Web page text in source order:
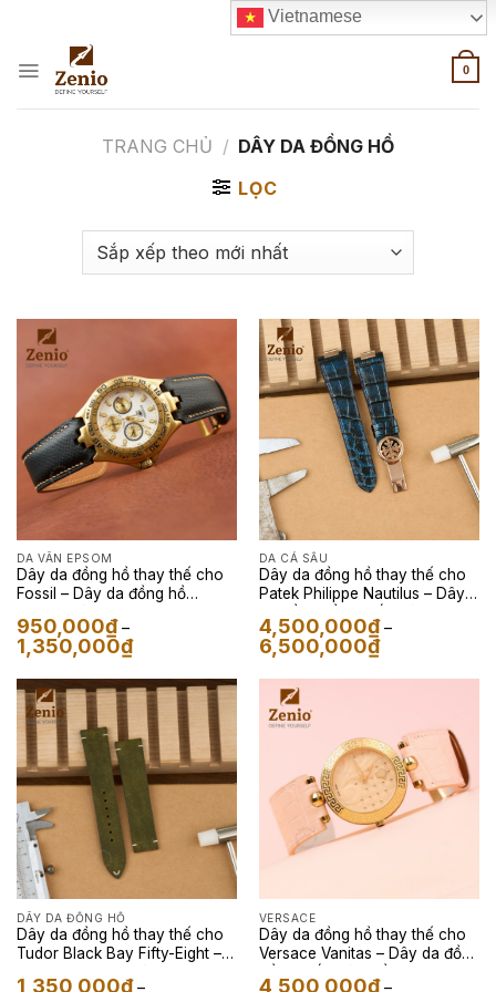
content
0
TRANG CHỦ / DÂY DA ĐỒNG HỒ
LỌC
DA VÂN EPSOM
Dây da đồng hồ thay thế cho
Fossil – Dây da đồng hồ
950,000₫ –
1,350,000₫Khoảng
giá:
950,000₫
đến
1,350,000₫
DA CÁ SẤU
Dây da đồng hồ thay thế cho
Patek Philippe Nautilus – Dây
Galaxy Navy
4,500,000₫ –
6,500,000₫Khoảng
giá:
DÂY DA ĐỒNG HỒ
Dây da đồng hồ thay thế cho
Tudor Black Bay Fifty-Eight –
1,350,000₫ –
VERSACE
Dây da đồng hồ thay thế cho
Versace Vanitas – Dây da đồng
4,500,000₫ –
Vietnamese